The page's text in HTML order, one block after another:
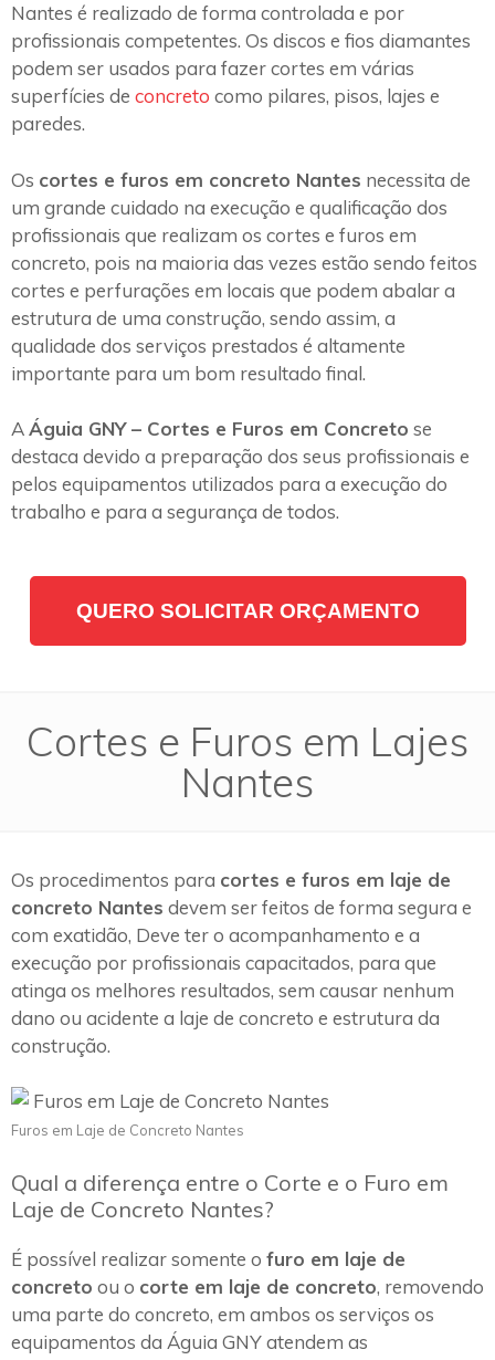
Nantes é realizado de forma controlada e por
profissionais competentes. Os discos e fios diamantes
podem ser usados para fazer cortes em várias
superfícies de concreto como pilares, pisos, lajes e
paredes.
Os cortes e furos em concreto Nantes necessita de
um grande cuidado na execução e qualificação dos
profissionais que realizam os cortes e furos em
concreto, pois na maioria das vezes estão sendo feitos
cortes e perfurações em locais que podem abalar a
estrutura de uma construção, sendo assim, a
qualidade dos serviços prestados é altamente
importante para um bom resultado final.
AÁguia GNY – Cortes e Furos em Concreto se
destaca devido a preparação dos seus profissionais e
pelos equipamentos utilizados para a execução do
trabalho e para a segurança de todos.
QUERO SOLICITAR ORÇAMENTO
Cortes e Furos em Lajes
Nantes
Os procedimentos para cortes e furos em laje de
concreto Nantes devem ser feitos de forma segura e
com exatidão, Deve ter o acompanhamento e a
execução por profissionais capacitados, para que
atinga os melhores resultados, sem causar nenhum
dano ou acidente a laje de concreto e estrutura da
construção.
Furos em Laje de Concreto Nantes
Qual a diferença entre o Corte e o Furo em
Laje de Concreto Nantes?
É possível realizar somente o furo em laje de
concreto ou o corte em laje de concreto, removendo
uma parte do concreto, em ambos os serviços os
equipamentos da Águia GNY atendem as